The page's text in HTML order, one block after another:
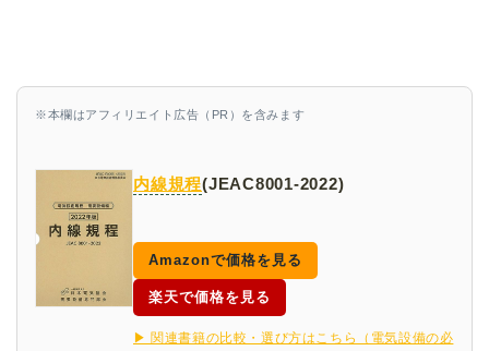
※本欄はアフィリエイト広告（PR）を含みます
内線規程(JEAC8001-2022)
Amazonで価格を見る
楽天で価格を見る
▶ 関連書籍の比較・選び方はこちら（電気設備の必